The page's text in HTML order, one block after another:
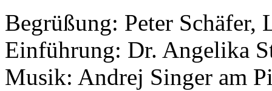
Begrüßung: Peter Schäfer,
Einführung: Dr. Angelika
Musik: Andrej Singer am